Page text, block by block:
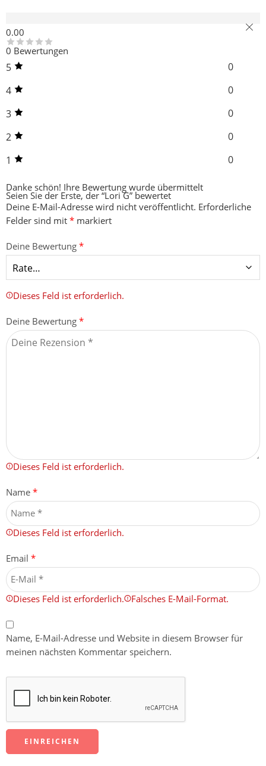
0.00
0 Bewertungen
5
0
4
0
3
0
2
0
1
0
Danke schön! Ihre Bewertung wurde übermittelt
Seien Sie der Erste, der “Lori G” bewertet
Deine E-Mail-Adresse wird nicht veröffentlicht. Erforderliche
Felder sind mit * markiert
Deine Bewertung *
Dieses Feld ist erforderlich.
Deine Bewertung *
Dieses Feld ist erforderlich.
Name *
Dieses Feld ist erforderlich.
Email *
Dieses Feld ist erforderlich. Falsches E-Mail-Format.
Name, E-Mail-Adresse und Website in diesem Browser für
meinen nächsten Kommentar speichern.